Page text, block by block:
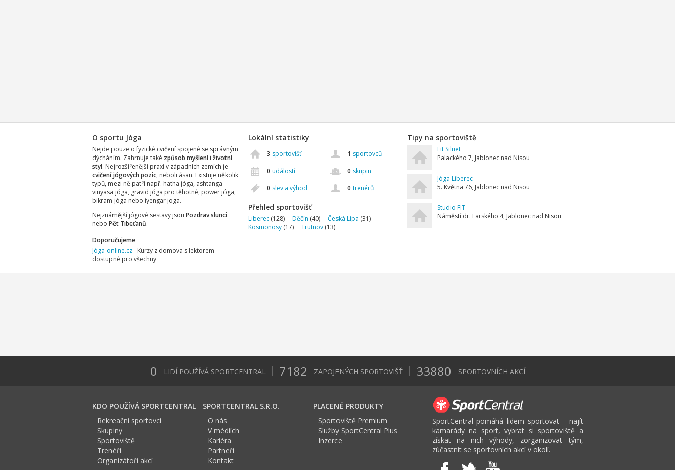
O sportu Jóga
Nejde pouze o fyzické cvičení spojené se správným
dýcháním. Zahrnuje také způsob myšlení i životní
styl. Nejrozšířenější praxí v západních zemích je
cvičení jógových pozic, neboli ásan. Existuje několik
typů, mezi ně patří např. hatha jóga, ashtanga
vinyasa jóga, gravid jóga pro těhotné, power jóga,
bikram jóga nebo iyengar joga.
Nejznámější jógové sestavy jsou Pozdrav slunci
nebo Pět Tibeťanů.
Doporučujeme
Jóga-online.cz- Kurzy z domova s lektorem
dostupné pro všechny
Lokální statistiky
3 sportovišť 1 sportovců
0 událostí 0 skupin
0 slev a výhod 0 trenérů
Přehled sportovišť
Liberec (128) Děčín (40) Česká Lípa (31)
Kosmonosy (17) Trutnov (13)
Tipy na sportoviště
Fit Siluet
Palackého 7, Jablonec nad Nisou
Jóga Liberec
5. Května 76, Jablonec nad Nisou
Studio FIT
Náměstí dr. Farského 4, Jablonec nad Nisou
0 LIDÍ POUŽÍVÁ SPORTCENTRAL 7182 ZAPOJENÝCH SPORTOVIŠŤ 33880 SPORTOVNÍCH AKCÍ
KDO POUŽÍVÁ SPORTCENTRAL
Rekreační sportovci
Skupiny
Sportoviště
Trenéři
Organizátoři akcí
SPORTCENTRAL S.R.O.
O nás
V médiích
Kariéra
Partneři
Kontakt
PLACENÉ PRODUKTY
Sportoviště Premium
Služby SportCentral Plus
Inzerce
SportCentral pomáhá lidem sportovat - najít
kamarády na sport, vybrat si sportoviště a
získat na nich výhody, zorganizovat tým,
zúčastnit se sportovních akcí v okolí.